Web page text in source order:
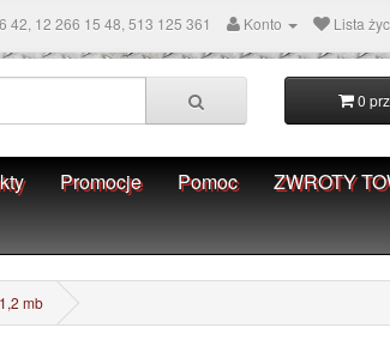
42, 12 266 15 48, 513 125 361 Konto Lista
0
Promocje Pomoc
ZWROTY
mb